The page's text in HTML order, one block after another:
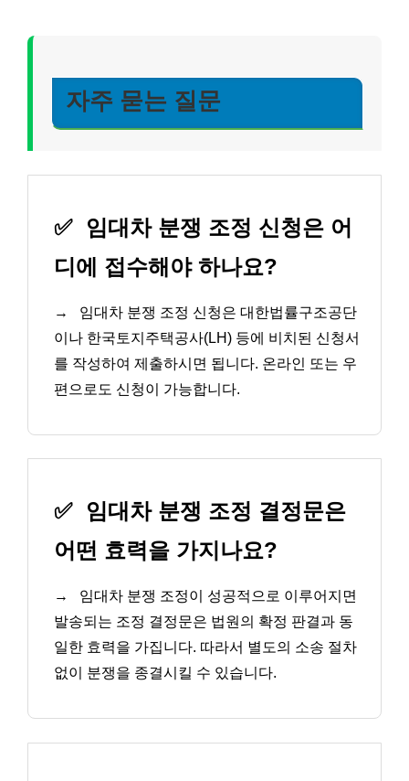
자주 묻는 질문
✅
임대차 분쟁 조정 신청은 어
디에 접수해야 하나요?
→
임대차 분쟁 조정 신청은 대한법률구조공단
이나 한국토지주택공사(LH) 등에 비치된 신청서
를 작성하여 제출하시면 됩니다. 온라인 또는 우
편으로도 신청이 가능합니다.
✅
임대차 분쟁 조정 결정문은
어떤 효력을 가지나요?
→
임대차 분쟁 조정이 성공적으로 이루어지면
발송되는 조정 결정문은 법원의 확정 판결과 동
일한 효력을 가집니다. 따라서 별도의 소송 절차
없이 분쟁을 종결시킬 수 있습니다.